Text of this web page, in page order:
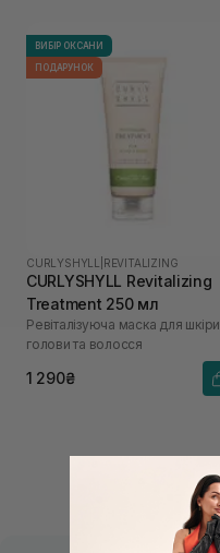
ВИБІР ОКСАНИ
ПОДАРУНОК
CURLYSHYLL REVITALIZING
CURLYSHYLL Revitalizing
Treatment 250 мл
Ревіталізуюча маска для шкіри
голови та волосся
1 290₴